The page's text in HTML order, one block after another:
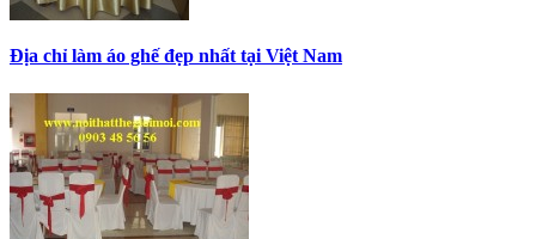
Địa chỉ làm áo ghế đẹp nhất tại Việt Nam